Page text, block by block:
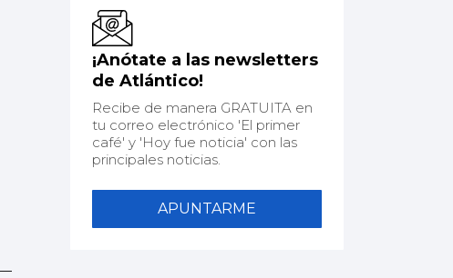
¡Anótate a las newsletters
de Atlántico!
Recibe de manera GRATUITA en
tu correo electrónico 'El primer
café' y 'Hoy fue noticia' con las
principales noticias.
APUNTARME